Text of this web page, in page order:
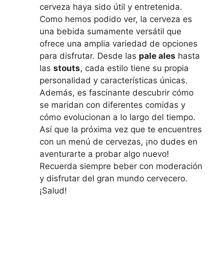
cerveza haya sido útil y entretenida.
Como hemos podido ver, la cerveza es
una bebida sumamente versátil que
ofrece una amplia variedad de opciones
para disfrutar. Desde las pale ales hasta
las stouts, cada estilo tiene su propia
personalidad y características únicas.
Además, es fascinante descubrir cómo
se maridan con diferentes comidas y
cómo evolucionan a lo largo del tiempo.
Así que la próxima vez que te encuentres
con un menú de cervezas, ¡no dudes en
aventurarte a probar algo nuevo!
Recuerda siempre beber con moderación
y disfrutar del gran mundo cervecero.
¡Salud!